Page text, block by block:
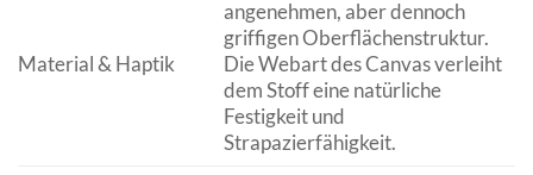
Material & Haptik
angenehmen, aber dennoch
griffigen Oberflächenstruktur.
Die Webart des Canvas verleiht
dem Stoff eine natürliche
Festigkeit und
Strapazierfähigkeit.